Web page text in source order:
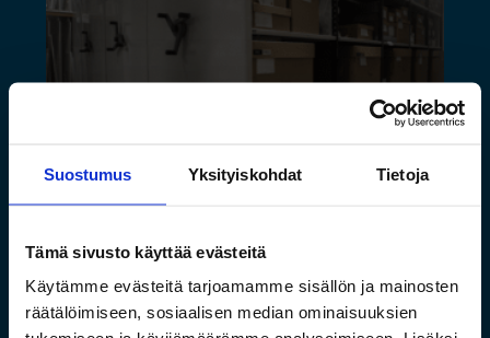
Suostumus Yksityiskohdat Tietoja
Tämä sivusto käyttää evästeitä
Käytämme evästeitä tarjoamamme sisällön ja mainosten
räätälöimiseen, sosiaalisen median ominaisuuksien
Saamelaismuseon ja
luontokeskuksen esineistölle
sopivat ilmastoidut ja